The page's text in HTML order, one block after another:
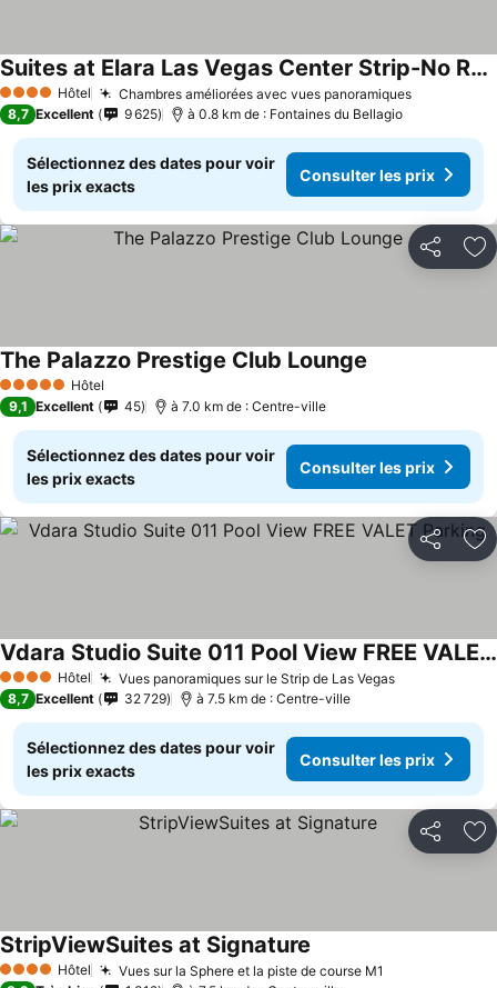
4 Étoiles Hôtel Chambres améliorées avec vues panoramiques
Suites at Elara Las Vegas Center Strip-No Resort Fees
8,7 Excellent 9 625 à 0.8 km de : Fontaines du Bellagio
Sélectionnez des dates pour voir
les prix exacts
Consulter les prix
Partager
5 Étoiles Hôtel
The Palazzo Prestige Club Lounge
9,1 Excellent 45 à 7.0 km de : Centre-ville
Sélectionnez des dates pour voir
les prix exacts
Consulter les prix
Partager
4 Étoiles Hôtel Vues panoramiques sur le Strip de Las Vegas
Vdara Studio Suite 011 Pool View FREE VALET Parking
8,7 Excellent 32 729 à 7.5 km de : Centre-ville
Sélectionnez des dates pour voir
les prix exacts
Consulter les prix
Partager
4 Étoiles Hôtel Vues sur la Sphere et la piste de course M1
StripViewSuites at Signature